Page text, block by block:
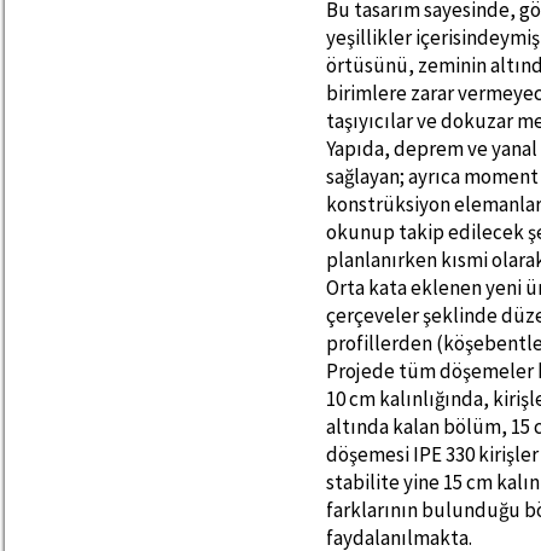
Bu tasarım sayesinde,
yeşillikler içerisindeymiş
örtüsünü, zeminin
birimlere zarar
taşıyıcılar ve dokuzar
Yapıda, deprem ve
sağlayan; ayrıca
konstrüksiyon
okunup takip edilecek
planlanırken kısmi
Orta kata eklenen yeni
çerçeveler şeklinde
profillerden
Projede tüm döşemeler
10 cm kalınlığında,
altında kalan bölüm, 15
döşemesi IPE 330
stabilite yine 15 cm
farklarının bulunduğu
faydalanılmakta.